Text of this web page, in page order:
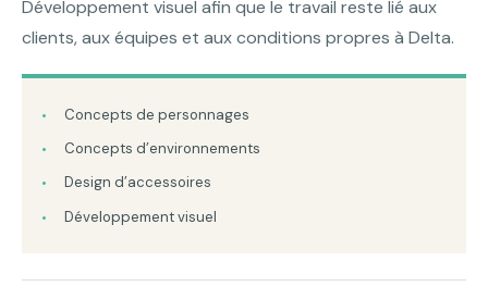
Développement visuel afin que le travail reste lié aux
clients, aux équipes et aux conditions propres à Delta.
Concepts de personnages
Concepts d’environnements
Design d’accessoires
Développement visuel